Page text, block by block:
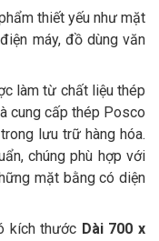
thiết yếu như mặt
máy, đồ dùng văn
làm từ chất liệu thép
cung cấp thép Posco
lưu trữ hàng hóa.
chúng phù hợp với
mặt bằng có diện
kích thước Dài 700 x